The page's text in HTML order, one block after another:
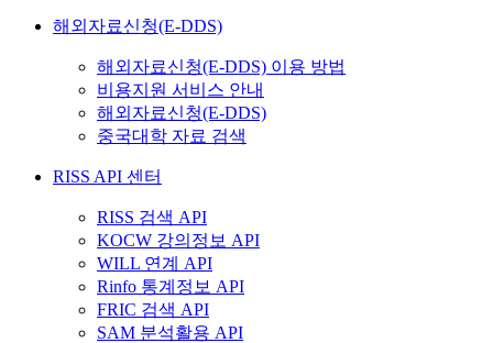
해외자료신청(E-DDS)
해외자료신청(E-DDS) 이용 방법
비용지원 서비스 안내
해외자료신청(E-DDS)
중국대학 자료 검색
RISS API 센터
RISS 검색 API
KOCW 강의정보 API
WILL 연계 API
Rinfo 통계정보 API
FRIC 검색 API
SAM 분석활용 API